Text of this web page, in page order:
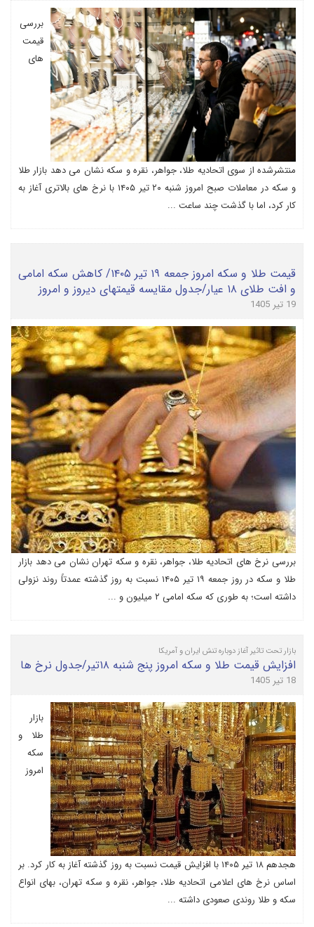
بررسی
قیمت
های
منتشرشده از سوی اتحادیه طلا، جواهر، نقره و سکه نشان می دهد بازار طلا
و سکه در معاملات صبح امروز شنبه ۲۰ تیر ۱۴۰۵ با نرخ های بالاتری آغاز به
کار کرد، اما با گذشت چند ساعت ...
قیمت طلا و سکه امروز جمعه ۱۹ تیر ۱۴۰۵/ کاهش سکه امامی
و افت طلای ۱۸ عیار/جدول مقایسه قیمتهای دیروز و امروز
19 تیر 1405
بررسی نرخ های اتحادیه طلا، جواهر، نقره و سکه تهران نشان می دهد بازار
طلا و سکه در روز جمعه ۱۹ تیر ۱۴۰۵ نسبت به روز گذشته عمدتاً روند نزولی
داشته است؛ به طوری که سکه امامی ۲ میلیون و ...
بازار تحت تاثیر آغاز دوباره تنش ایران و آمریکا
افزایش قیمت طلا و سکه امروز پنج شنبه ۱۸تیر/جدول نرخ ها
18 تیر 1405
بازار
طلا و
سکه
امروز
هجدهم ۱۸ تیر ۱۴۰۵ با افزایش قیمت نسبت به روز گذشته آغاز به کار کرد. بر
اساس نرخ های اعلامی اتحادیه طلا، جواهر، نقره و سکه تهران، بهای انواع
سکه و طلا روندی صعودی داشته ...